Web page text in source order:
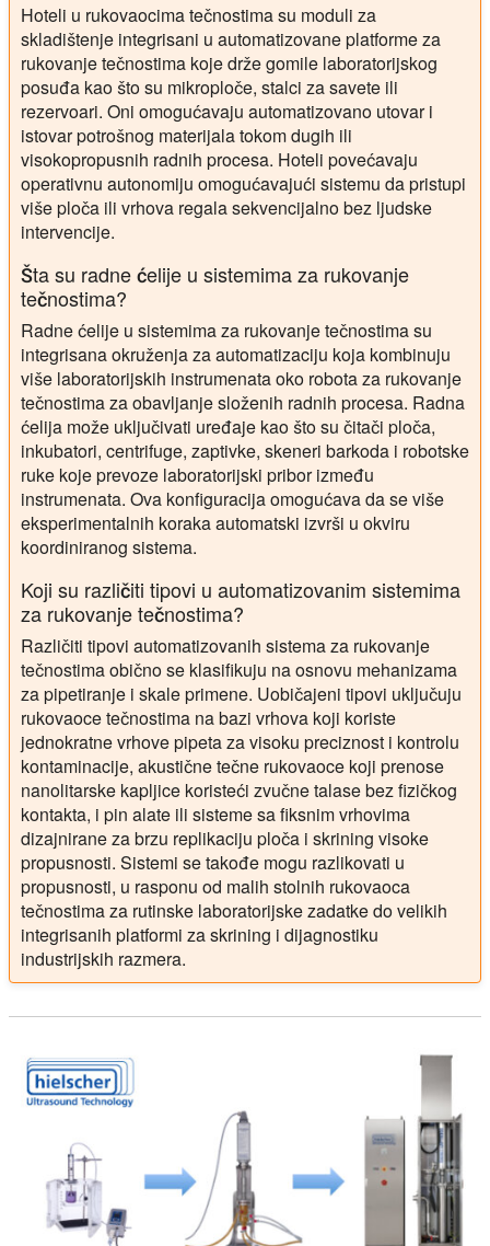
Hoteli u rukovaocima tečnostima su moduli za
skladištenje integrisani u automatizovane platforme za
rukovanje tečnostima koje drže gomile laboratorijskog
posuđa kao što su mikroploče, stalci za savete ili
rezervoari. Oni omogućavaju automatizovano utovar i
istovar potrošnog materijala tokom dugih ili
visokopropusnih radnih procesa. Hoteli povećavaju
operativnu autonomiju omogućavajući sistemu da pristupi
više ploča ili vrhova regala sekvencijalno bez ljudske
intervencije.
Šta su radne ćelije u sistemima za rukovanje
tečnostima?
Radne ćelije u sistemima za rukovanje tečnostima su
integrisana okruženja za automatizaciju koja kombinuju
više laboratorijskih instrumenata oko robota za rukovanje
tečnostima za obavljanje složenih radnih procesa. Radna
ćelija može uključivati uređaje kao što su čitači ploča,
inkubatori, centrifuge, zaptivke, skeneri barkoda i robotske
ruke koje prevoze laboratorijski pribor između
instrumenata. Ova konfiguracija omogućava da se više
eksperimentalnih koraka automatski izvrši u okviru
koordiniranog sistema.
Koji su različiti tipovi u automatizovanim sistemima
za rukovanje tečnostima?
Različiti tipovi automatizovanih sistema za rukovanje
tečnostima obično se klasifikuju na osnovu mehanizama
za pipetiranje i skale primene. Uobičajeni tipovi uključuju
rukovaoce tečnostima na bazi vrhova koji koriste
jednokratne vrhove pipeta za visoku preciznost i kontrolu
kontaminacije, akustične tečne rukovaoce koji prenose
nanolitarske kapljice koristeći zvučne talase bez fizičkog
kontakta, i pin alate ili sisteme sa fiksnim vrhovima
dizajnirane za brzu replikaciju ploča i skrining visoke
propusnosti. Sistemi se takođe mogu razlikovati u
propusnosti, u rasponu od malih stolnih rukovaoca
tečnostima za rutinske laboratorijske zadatke do velikih
integrisanih platformi za skrining i dijagnostiku
industrijskih razmera.